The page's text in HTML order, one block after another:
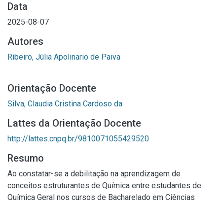
Data
2025-08-07
Autores
Ribeiro, Júlia Apolinario de Paiva
Orientação Docente
Silva, Claudia Cristina Cardoso da
Lattes da Orientação Docente
http://lattes.cnpq.br/9810071055429520
Resumo
Ao constatar-se a debilitação na aprendizagem de
conceitos estruturantes de Química entre estudantes de
Química Geral nos cursos de Bacharelado em Ciências